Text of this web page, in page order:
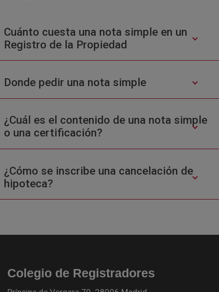
Cuánto cuesta una nota simple en un
Registro de la Propiedad
Donde pedir una nota simple
¿Cuál es el contenido de una nota simple
o una certificación?
¿Cómo se inscribe una cancelación de
hipoteca?
Colegio de Registradores